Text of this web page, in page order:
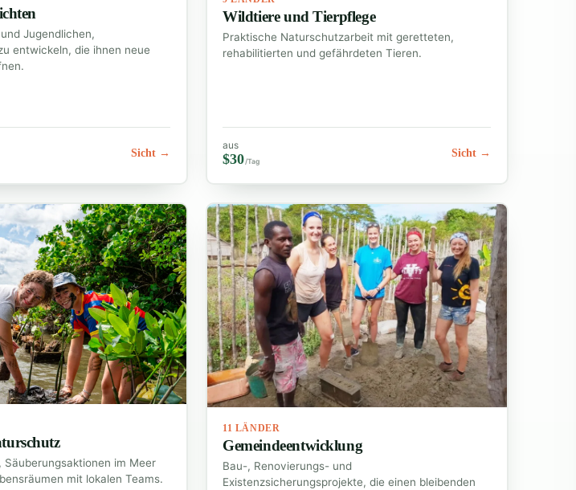
Jugendlichen,
entwickeln, die ihnen neue
Sicht →
Wildtiere und Tierpflege
Praktische Naturschutzarbeit mit geretteten,
rehabilitierten und gefährdeten Tieren.
aus
$30/Tag
Sicht →
im Meer
mit lokalen Teams.
11 LÄNDER
Gemeindeentwicklung
Bau-, Renovierungs- und
Existenzsicherungsprojekte, die einen bleibenden